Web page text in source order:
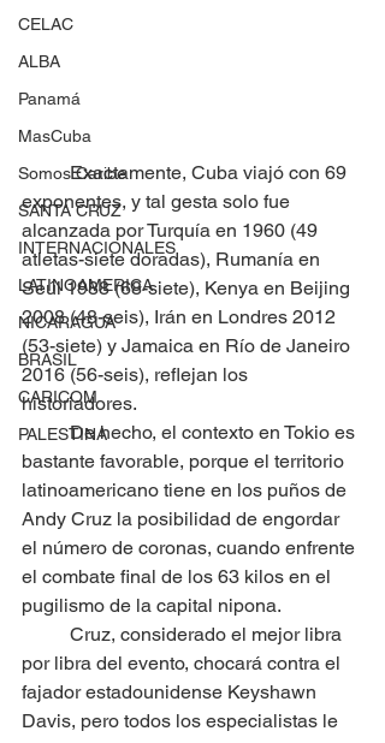
CELAC
ALBA
Panamá
MasCuba
Somos Caribe
SANTA CRUZ
INTERNACIONALES
LATINOAMERICA
NICARAGUA
BRASIL
CARICOM
PALESTINA
	Exactamente, Cuba viajó con 69
exponentes, y tal gesta solo fue
alcanzada por Turquía en 1960 (49
atletas-siete doradas), Rumanía en
Seúl 1988 (68-siete), Kenya en Beijing
2008 (48-seis), Irán en Londres 2012
(53-siete) y Jamaica en Río de Janeiro
2016 (56-seis), reflejan los
historiadores.
	De hecho, el contexto en Tokio es
bastante favorable, porque el territorio
latinoamericano tiene en los puños de
Andy Cruz la posibilidad de engordar
el número de coronas, cuando enfrente
el combate final de los 63 kilos en el
pugilismo de la capital nipona.
por libra del evento, chocará contra el
fajador estadounidense Keyshawn
Davis, pero todos los especialistas le